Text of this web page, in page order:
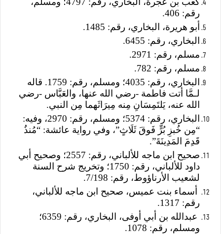
رقم: 406.
أبو هريرة، البخاري، رقم: 1485.
البخاري، رقم: 6455.
مسلم، رقم: 2971.
مسلم، رقم: 782.
البخاري، رقم: 4035؛ ومسلم، رقم: 1759. قاله
لـمَّا أتت فاطمة -رضي الله عنها، والعَبَّاس -رضي
الله عنه، يَلتَمِسَانِ مِنه مِيرَاثَهما مِن النبي.
البخاري، رقم: 5374؛ ومسلم، رقم: 2970، وفيه:
“مِن خُبزِ بُرٍّ فَوقَ ثَلَاثٍ”، وفي رواية عائشة: “مُنذُ
قَدِمَ المَدِينَةَ”.
صحيح ابن ماجه للألباني، رقم: 2557؛ وصحيح أبي
داود للألباني، رقم: 1750؛ وتخريج شرح السنة
لشعيب الأرناؤوط، رقم: 7/198.
أسماء بنت عميس، صحيح ابن ماجه للألباني،
رقم: 1317.
عبدالله بن أبي أوفى، البخاري، رقم: 6359؛
ومسلم، رقم: 1078.